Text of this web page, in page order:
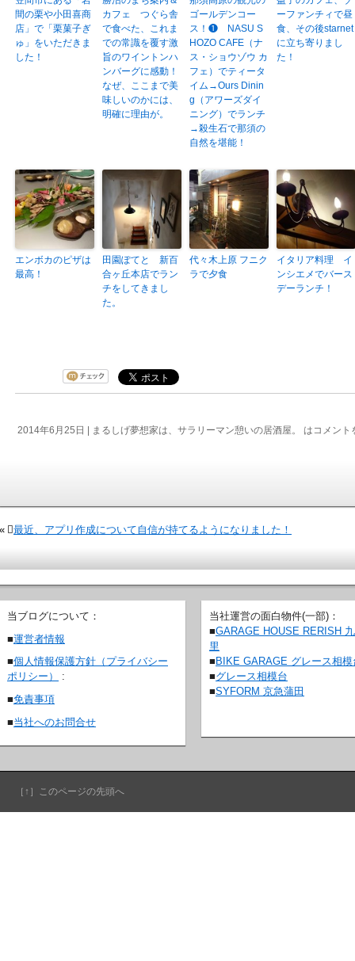
間の栗や小田喜商
店」で「栗菓子ぎ
ゅ」をいただきま
した！
カフェ つぐら舎
で食べた、これま
での常識を覆す激
旨のワイントンハ
ンバーグに感動！
なぜ、ここまで美
味しいのかには、
明確に理由が。
ゴールデンコー
ス！❶ NASU S
HOZO CAFE（ナ
ス・ショウゾウ カ
フェ）でティータ
イム→Ours Dinin
g（アワーズダイ
ニング）でランチ
→殺生石で那須の
自然を堪能！
ーファンチィで昼
食、その後starnet
に立ち寄りまし
た！
エンボカのピザは
最高！
田園ぽてと 新百
合ヶ丘本店でラン
チをしてきまし
た。
代々木上原 フニク
ラで夕食
イタリア料理 イ
ンシエメでバース
デーランチ！
2014年6月25日 | まるしげ夢想家は、サラリーマン憩いの居酒屋。 は コメント
«⃣最近、アプリ作成について自信が持てるようになりました！
当ブログについて：
■運営者情報
■個人情報保護方針（プライバシー
ポリシー）
:
■免責事項
■当社へのお問合せ
当社運営の面白物件(一部)：
■GARAGE HOUSE RERISH
里
■ BIKE GARAGE グレース相模
■グレース相模台
■SYFORM 京急蒲田
［↑］このページの先頭へ